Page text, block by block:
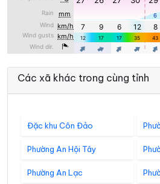
Các xã khác trong cùng tỉnh
Đặc khu Côn Đảo
Phường An Hội Tây
Phường An Lạc